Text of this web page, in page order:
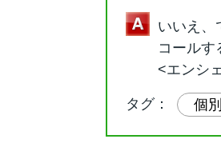
いいえ、
コールす
<エンシ
タグ： 個別